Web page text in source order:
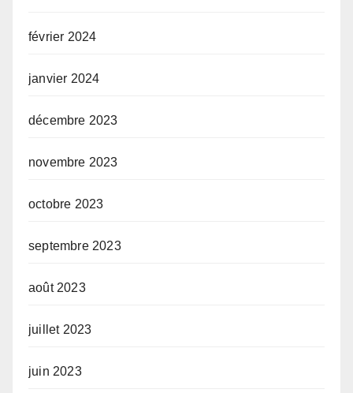
février 2024
janvier 2024
décembre 2023
novembre 2023
octobre 2023
septembre 2023
août 2023
juillet 2023
juin 2023